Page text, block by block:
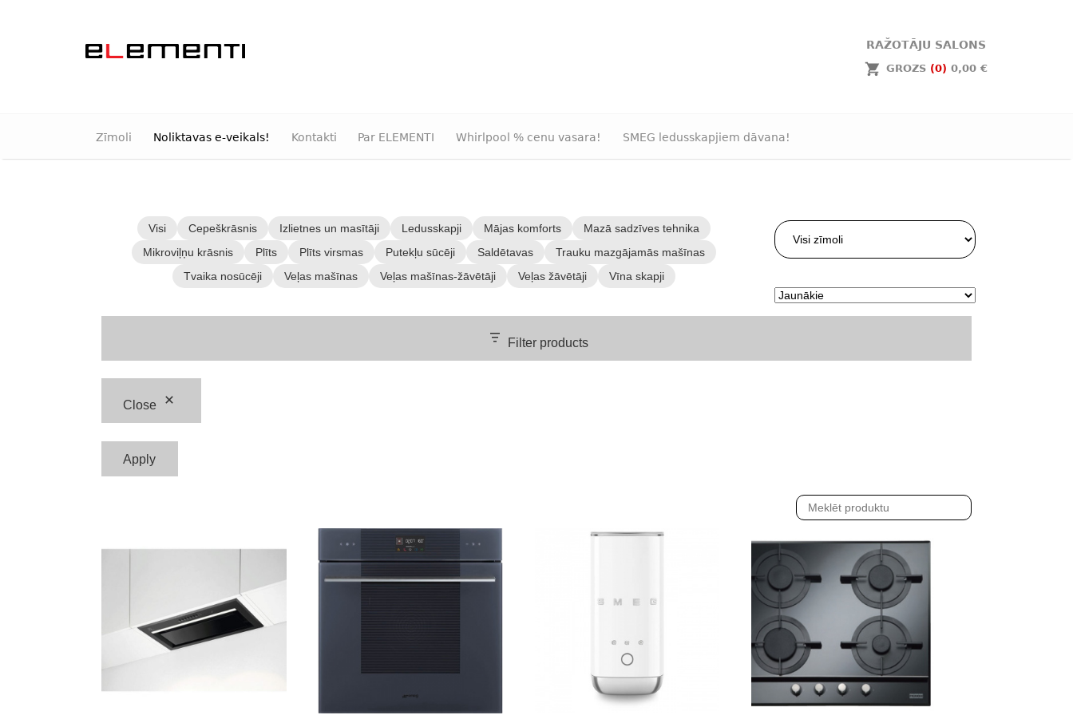
RAŽOTĀJU SALONS
GROZS (0) 0,00 €
Zīmoli Noliktavas e-veikals! Kontakti Par ELEMENTI Whirlpool % cenu vasara! SMEG ledusskapjiem dāvana!
Visi Cepeškrāsnis Izlietnes un masītāji Ledusskapji Mājas komforts
Mazā sadzīves tehnika
Mikroviļņu krāsnis
Plīts Plīts virsmas Putekļu sūcēji Saldētavas
Trauku mazgājamās mašīnas
Tvaika nosūcēji
Veļas mašīnas Veļas mašīnas-žāvētāji Veļas žāvētāji Vīna skapji
Filter products
Close
Apply